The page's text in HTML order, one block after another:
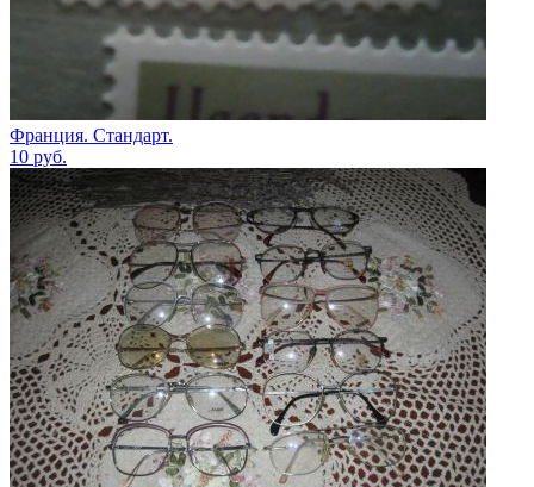
Франция. Стандарт.
10 руб.